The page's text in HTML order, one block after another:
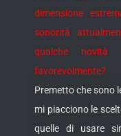
dimensione
sonorità
qualche
favorevolmente?
Premetto che sono
mi piacciono le
quelle di usare